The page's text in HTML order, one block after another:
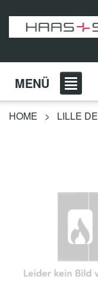
MENÜ
HOME > LILLE